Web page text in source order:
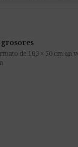
grosores
de 100 × 50 cm en